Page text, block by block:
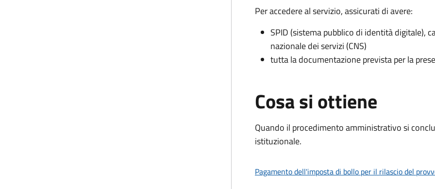
Per accedere al servizio, assicurati di avere:
SPID (sistema pubblico di identità digitale),
nazionale dei servizi (CNS)
tutta la documentazione prevista per la
Cosa si ottiene
Quando il procedimento amministrativo si
istituzionale.
Pagamento dell'imposta di bollo per il rilascio del